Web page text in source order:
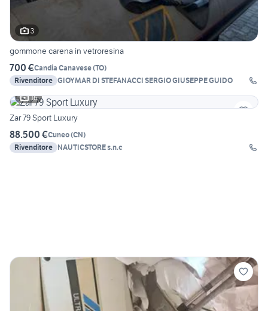
3
gommone carena in vetroresina
700 €Candia Canavese(TO)
Rivenditore GIOYMAR DI STEFANACCI SERGIO GIUSEPPE GUIDO
16
Zar 79 Sport Luxury
88.500 €Cuneo(CN)
Rivenditore NAUTICSTORE s.n.c